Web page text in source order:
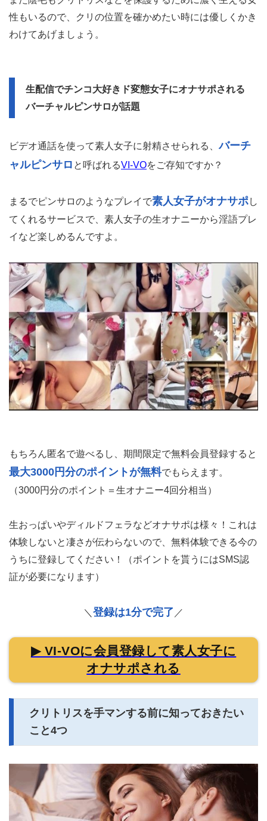
性もいるので、クリの位置を確かめたい時には優しくかき
わけてあげましょう。
生配信でチンコ大好きド変態女子にオナサポされる
バーチャルピンサロが話題
ビデオ通話を使って素人女子に射精させられる、バーチ
ャルピンサロ と呼ばれるVI-VOをご存知ですか？
まるでピンサロのようなプレイで素人女子がオナサポし
てくれるサービスで、素人女子の生オナニーから淫語プレ
イなど楽しめるんですよ。
もちろん匿名で遊べるし、期間限定で無料会員登録すると
最大3000円分のポイントが無料でもらえます。
（3000円分のポイント＝生オナニー4回分相当）
生おっぱいやディルドフェラなどオナサポは様々！これは
体験しないと凄さが伝わらないので、無料体験できる今の
うちに登録してください！（ポイントを貰うにはSMS認
証が必要になります）
＼ 登録は1分で完了 ／
▶ VI-VOに会員登録して素人女子に
オナサポされる
クリトリスを手マンする前に知っておきたい
こと4つ